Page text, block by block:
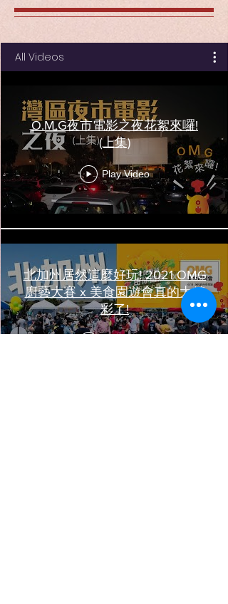
All Videos
O.M.G夜市電影之夜花絮來囉!
(上集)
Play Video
北加州居然這麼好玩! 2021 OMG
廚藝大賽 x 美食園遊會真的太精
彩了!